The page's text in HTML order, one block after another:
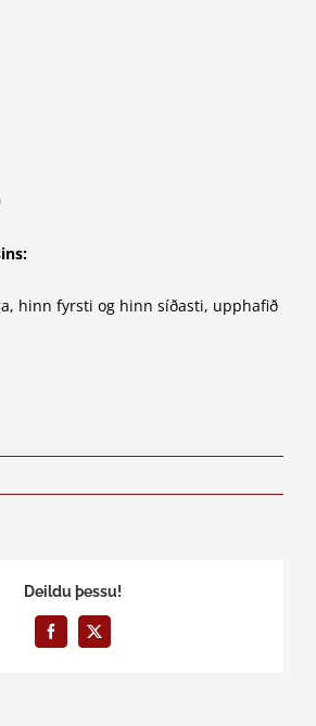
hinn fyrsti og hinn síðasti, upphafið
Deildu þessu!
Facebook
X